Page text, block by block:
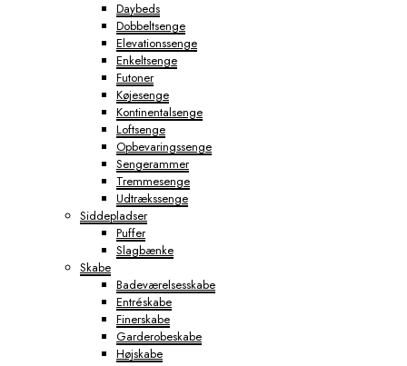
Daybeds
Dobbeltsenge
Elevationssenge
Enkeltsenge
Futoner
Køjesenge
Kontinentalsenge
Loftsenge
Opbevaringssenge
Sengerammer
Tremmesenge
Udtrækssenge
Siddepladser
Puffer
Slagbænke
Skabe
Badeværelsesskabe
Entréskabe
Finerskabe
Garderobeskabe
Højskabe